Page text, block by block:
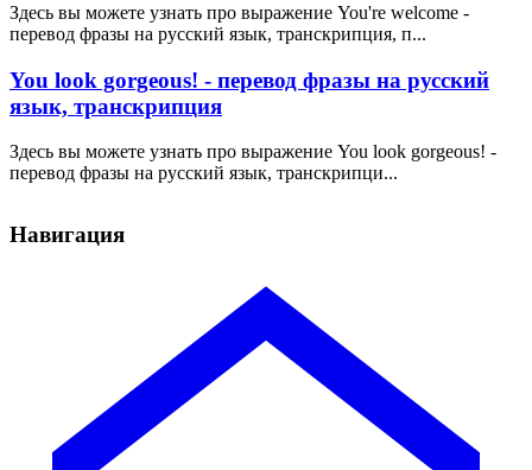
Здесь вы можете узнать про выражение You're welcome -
перевод фразы на русский язык, транскрипция, п...
You look gorgeous! - перевод фразы на русский
язык, транскрипция
Здесь вы можете узнать про выражение You look gorgeous! -
перевод фразы на русский язык, транскрипци...
Навигация